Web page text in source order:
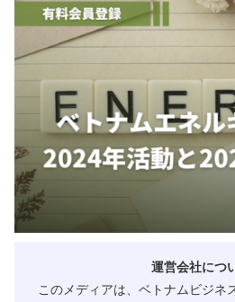
運営会社につ
このメディアは、ベトナムビジネ